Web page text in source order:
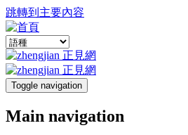
跳轉到主要內容
Toggle navigation
Main navigation